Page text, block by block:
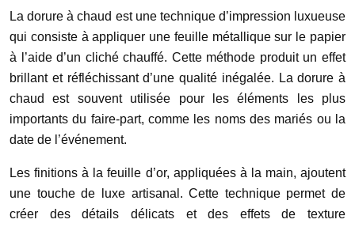
La dorure à chaud est une technique d’impression luxueuse
qui consiste à appliquer une feuille métallique sur le papier
à l’aide d’un cliché chauffé. Cette méthode produit un effet
brillant et réfléchissant d’une qualité inégalée. La dorure à
chaud est souvent utilisée pour les éléments les plus
importants du faire-part, comme les noms des mariés ou la
date de l’événement.
Les finitions à la feuille d’or, appliquées à la main, ajoutent
une touche de luxe artisanal. Cette technique permet de
créer des détails délicats et des effets de texture